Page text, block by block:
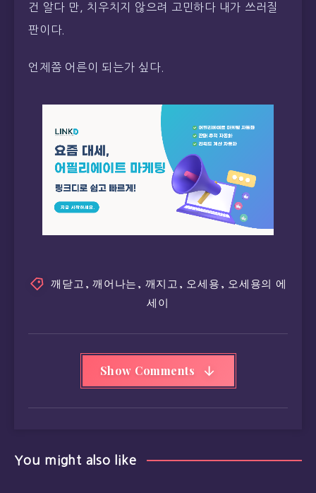
건 알다 만, 치우치지 않으려 고민하다 내가 쓰러질
판이다.
언제쯤 어른이 되는가 싶다.
깨닫고 , 깨어나는 , 깨지고 , 오세용 , 오세용의 에
세이
Show Comments
You might also like